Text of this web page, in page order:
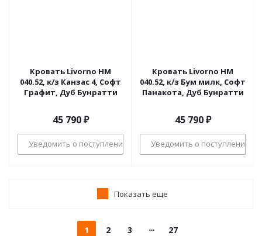
Кровать Livorno НМ
040.52, к/з Канзас 4, Софт
Графит, Дуб Бунратти
45 790₽
Уведомить о поступлении
Кровать Livorno НМ
040.52, к/з Бум милк, Софт
Панакота, Дуб Бунратти
45 790₽
Уведомить о поступлении
Показать еще
1 2 3 27